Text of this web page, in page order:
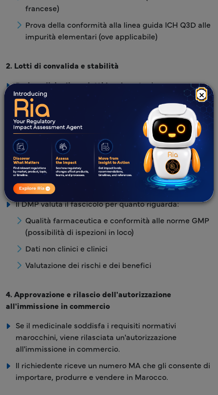
×
francese)
Prova della conformità alla linea guida ICH Q3D alle
impurità elementari (ove applicabile)
2. Lotti di convalida e stabilità
Peri medicinali prodotti localmente:devono essere
presentati studi di convalida e di stabilità relativi a 3
lotti di produzione (di cui almeno uno su scala
industriale).
Peri medicinali importati:
sono richiesti i dati di
convalida e di stabilità relativi a 3 lotti industriali, salvo
diversa motivazione.
3. Valutazione scientifica
Il DMP valuta il fascicolo per quanto riguarda:
Qualità farmaceutica e conformità alle norme GMP
(possibilità di ispezioni in loco)
Dati non clinici e clinici
Valutazione dei rischi e dei benefici
4. Approvazione e rilascio dell'autorizzazione
all'immissione in commercio
Se il medicinale soddisfa i requisiti normativi
marocchini, viene rilasciata un'autorizzazione
all'immissione in commercio.
Il richiedente riceve un numero MA che gli consente di
importare, produrre e vendere in Marocco.